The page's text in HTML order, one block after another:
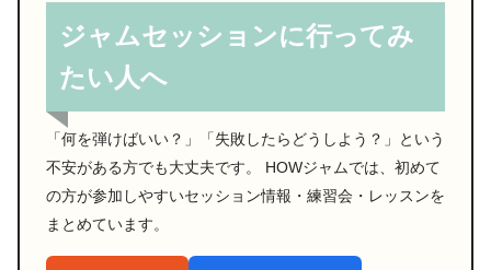
ジャムセッションに行ってみ
たい人へ
「何を弾けばいい？」「失敗したらどうしよう？」という
不安がある方でも大丈夫です。 HOWジャムでは、初めて
の方が参加しやすいセッション情報・練習会・レッスンを
まとめています。